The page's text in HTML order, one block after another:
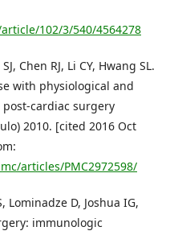
102/3/540/4564278
Chen RJ, Li CY, Hwang SL.
with physiological and
cardiac surgery
2010. [cited 2016 Oct
articles/PMC2972598/
Lominadze D, Joshua IG,
immunologic